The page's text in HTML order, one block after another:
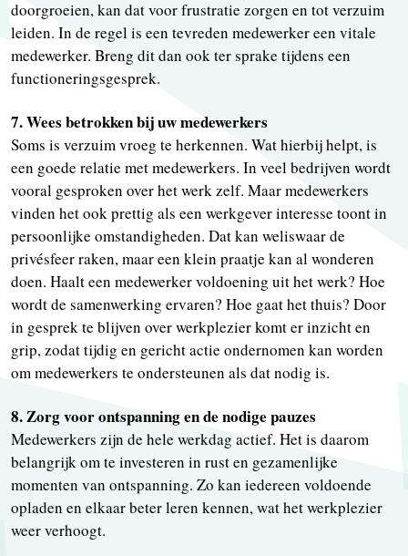
doorgroeien, kan dat voor frustratie zorgen en tot verzuim
leiden. In de regel is een tevreden medewerker een vitale
medewerker. Breng dit dan ook ter sprake tijdens een
functioneringsgesprek.
7. Wees betrokken bij uw medewerkers
Soms is verzuim vroeg te herkennen. Wat hierbij helpt, is
een goede relatie met medewerkers. In veel bedrijven wordt
vooral gesproken over het werk zelf. Maar medewerkers
vinden het ook prettig als een werkgever interesse toont in
persoonlijke omstandigheden. Dat kan weliswaar de
privésfeer raken, maar een klein praatje kan al wonderen
doen. Haalt een medewerker voldoening uit het werk? Hoe
wordt de samenwerking ervaren? Hoe gaat het thuis? Door
in gesprek te blijven over werkplezier komt er inzicht en
grip, zodat tijdig en gericht actie ondernomen kan worden
om medewerkers te ondersteunen als dat nodig is.
8. Zorg voor ontspanning en de nodige pauzes
Medewerkers zijn de hele werkdag actief. Het is daarom
belangrijk om te investeren in rust en gezamenlijke
momenten van ontspanning. Zo kan iedereen voldoende
opladen en elkaar beter leren kennen, wat het werkplezier
weer verhoogt.